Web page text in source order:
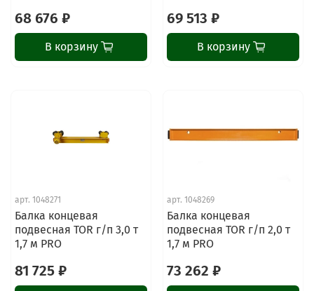
68 676 ₽
В корзину
69 513 ₽
В корзину
арт. 1048271
Балка концевая
подвесная TOR г/п 3,0 т
1,7 м PRO
81 725 ₽
арт. 1048269
Балка концевая
подвесная TOR г/п 2,0 т
1,7 м PRO
73 262 ₽